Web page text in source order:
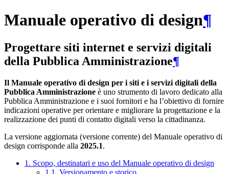
Manuale operativo di design¶
Progettare siti internet e servizi digitali
della Pubblica Amministrazione¶
Il Manuale operativo di design per i siti e i servizi digitali della
Pubblica Amministrazione è uno strumento di lavoro dedicato alla
Pubblica Amministrazione e i suoi fornitori e ha l’obiettivo di fornire
indicazioni operative per orientare e migliorare la progettazione e la
realizzazione dei punti di contatto digitali verso la cittadinanza.
La versione aggiornata (versione corrente) del Manuale operativo di
design corrisponde alla 2025.1.
1. Scopo, destinatari e uso del Manuale operativo di design
1.1. Versionamento e storico